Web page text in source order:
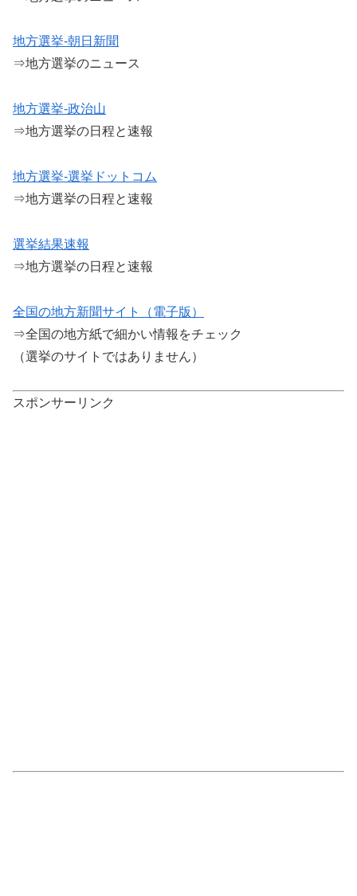
地方選挙-朝日新聞
⇒地方選挙のニュース
地方選挙-政治山
⇒地方選挙の日程と速報
地方選挙-選挙ドットコム
⇒地方選挙の日程と速報
選挙結果速報
⇒地方選挙の日程と速報
全国の地方新聞サイト（電子版）
⇒全国の地方紙で細かい情報をチェック
（選挙のサイトではありません）
スポンサーリンク